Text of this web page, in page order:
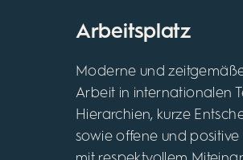
Arbeitsplatz
Moderne und
Arbeit in internationalen
Hierarchien, kurze
sowie offene und positive